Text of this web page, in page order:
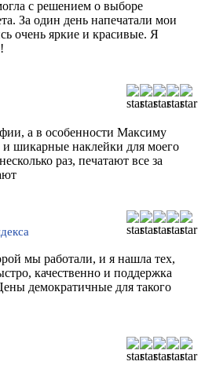
с решением о выборе
За один день напечатали мои
очень яркие и красивые. Я
а в особенности Максиму
и шикарные наклейки для моего
раз, печатают все за
мы работали, и я нашла тех,
качественно и поддержка
демократичные для такого